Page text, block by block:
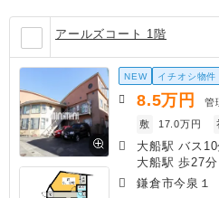
アールズコート 1階
NEW イチオシ物件
8.5万円 管
敷
17.0万円
大船駅 バス
大船駅 歩27分
鎌倉市今泉１